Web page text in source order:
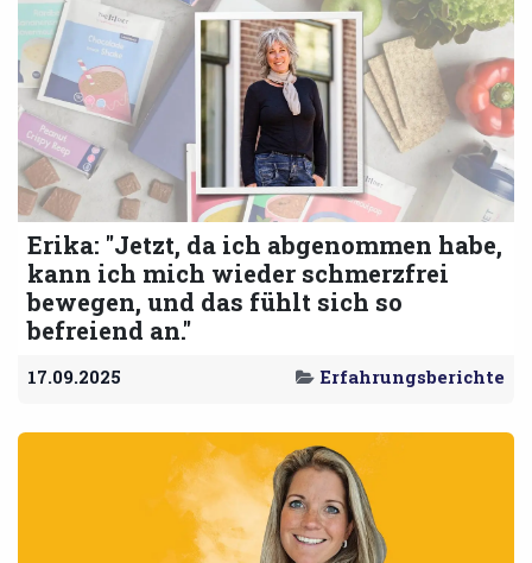
Erika: "Jetzt, da ich abgenommen habe,
kann ich mich wieder schmerzfrei
bewegen, und das fühlt sich so
befreiend an."
17.09.2025 Erfahrungsberichte